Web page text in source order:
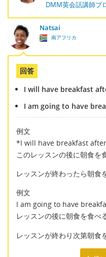
DMM英会話講師プ
Natsai
南アフリカ
回答
I will have breakfast
I am going to have
例文
*I will have breakfast
このレッスンの後に朝食を
レッスンが終わったら朝食
例文
I am going to have
レッスンの後に朝食を食べ
レッスンが終わり次第朝食